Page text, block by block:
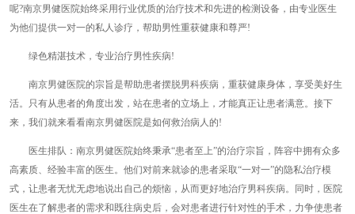
呢?南京男健医院始终采用行业优质的治疗技术和先进的检测设备，由专业医生
为他们提供一对一的私人诊疗，帮助男性重获健康和尊严!
绿色精湛技术，专业治疗男性疾病!
南京男健医院的宗旨是帮助患者摆脱男科疾病，重获健康身体，享受美好生
活。只有从患者的角度出发，站在患者的立场上，才能真正让患者满意。接下
来，我们就来看看南京男健医院是如何救治病人的!
医生排队：南京男健医院始终秉承“患者至上”的治疗宗旨，阵容中拥有众多
高素质、经验丰富的医生。他们对前来就诊的患者采取“一对一”的隐私治疗模
式，让患者无忧无虑地说出自己的烦恼，从而更好地治疗男科疾病。同时，医院
医生在了解患者的需求和既往病史后，会对患者进行针对性的手术，力争使患者